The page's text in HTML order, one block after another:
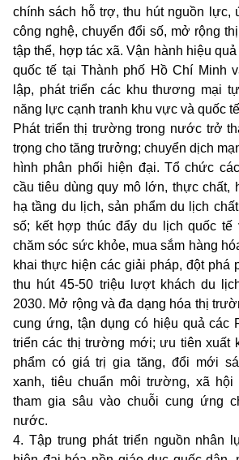
chính sách hỗ trợ, thu hút nguồn lực,
công nghệ, chuyển đổi số, mở rộng
tập thể, hợp tác xã. Vận hành hiệu
quốc tế tại Thành phố Hồ Chí Minh
lập, phát triển các khu thương mại
năng lực cạnh tranh khu vực và quốc
Phát triển thị trường trong nước trở
trọng cho tăng trưởng; chuyển dịch
hình phân phối hiện đại. Tổ chức
cầu tiêu dùng quy mô lớn, thực chất,
hạ tầng du lịch, sản phẩm du lịch
số; kết hợp thúc đẩy du lịch quốc
chăm sóc sức khỏe, mua sắm hàng
khai thực hiện các giải pháp, đột phá
thu hút 45-50 triệu lượt khách du
2030. Mở rộng và đa dạng hóa thị
cung ứng, tận dụng có hiệu quả các
triển các thị trường mới; ưu tiên xuất
phẩm có giá trị gia tăng, đổi mới
xanh, tiêu chuẩn môi trường, xã hội
tham gia sâu vào chuỗi cung ứng
nước.
4. Tập trung phát triển nguồn nhân